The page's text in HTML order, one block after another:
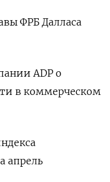
ФРБ Далласа
ADP о
в коммерческом
апрель